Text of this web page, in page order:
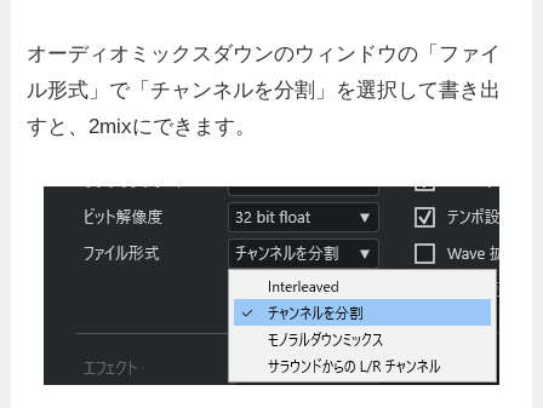
オーディオミックスダウンのウィンドウの「ファイ
ル形式」で「チャンネルを分割」を選択して書き出
すと、2mixにできます。